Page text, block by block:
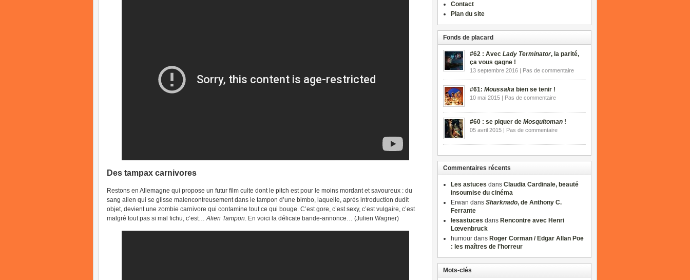
Des tampax carnivores
Restons en Allemagne qui propose un futur film culte dont le pitch est pour le moins mordant et savoureux : du
sang alien qui se glisse malencontreusement dans le tampon d’une bimbo, laquelle, après introduction dudit
objet, devient une zombie carnivore qui contamine tout ce qui bouge. C’est gore, c’est sexy, c’est vulgaire, c’est
malgré tout pas si mal fichu, c’est…Alien Tampon. En voici la délicate bande-annonce… (Julien Wagner)
Contact
Plan du site
Fonds de placard
#62 : Avec Lady Terminator, la parité,
ça vous gagne !
13 septembre 2016 | Pas de commentaire
#61: Moussaka bien se tenir !
10 mai 2015 | Pas de commentaire
#60 : se piquer de Mosquitoman !
05 avril 2015 | Pas de commentaire
Commentaires récents
Les astuces dans Claudia Cardinale, beauté
insoumise du cinéma
Erwan dans Sharknado, de Anthony C.
Ferrante
lesastuces dans Rencontre avec Henri
Lœvenbruck
humour dans Roger Corman / Edgar Allan Poe
: les maîtres de l’horreur
Mots-clés